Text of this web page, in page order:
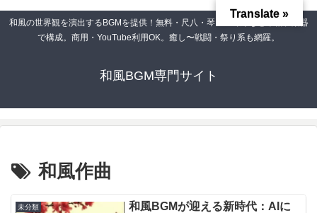
和風の世界観を演出するBGMを提供！無料・尺八・琴・三味線など本格和楽器
で構成。商用・YouTube利用OK。癒し〜戦闘・祭り系も網羅。
和風BGM専門サイト
和風作曲
未分類
和風BGMが迎える新時代：AIに
Translate »